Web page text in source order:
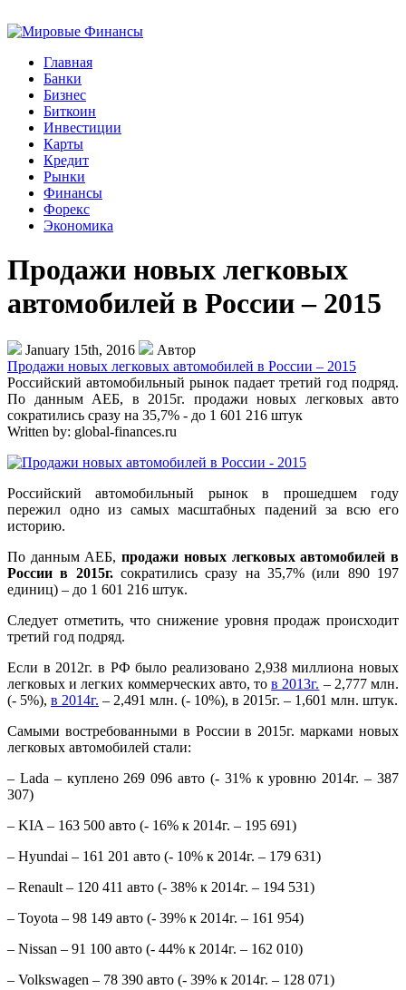
Главная
Банки
Бизнес
Биткоин
Инвестиции
Карты
Кредит
Рынки
Финансы
Форекс
Экономика
Продажи новых легковых
автомобилей в России – 2015
January 15th, 2016
Автор
Продажи новых легковых автомобилей в России – 2015
Российский автомобильный рынок падает третий год подряд.
По данным АЕБ, в 2015г. продажи новых легковых авто
сократились сразу на 35,7% - до 1 601 216 штук
Written by: global-finances.ru
Российский автомобильный рынок в прошедшем году
пережил одно из самых масштабных падений за всю его
историю.
По данным АЕБ,продажи новых легковых автомобилей в
России в 2015г.сократились сразу на 35,7% (или 890 197
единиц) – до 1 601 216 штук.
Следует отметить, что снижение уровня продаж происходит
третий год подряд.
Если в 2012г. в РФ было реализовано 2,938 миллиона новых
легковых и легких коммерческих авто, тов 2013г. – 2,777 млн.
(- 5%), в 2014г. – 2,491 млн. (- 10%), в 2015г. – 1,601 млн. штук.
Cамыми востребованными в России в 2015г. марками новых
легковых автомобилей стали:
– Lada – куплено 269 096 авто (- 31% к уровню 2014г. – 387
307)
– KIA – 163 500 авто (- 16% к 2014г. – 195 691)
– Hyundai – 161 201 авто (- 10% к 2014г. – 179 631)
– Renault – 120 411 авто (- 38% к 2014г. – 194 531)
– Toyota – 98 149 авто (- 39% к 2014г. – 161 954)
– Nissan – 91 100 авто (- 44% к 2014г. – 162 010)
– Volkswagen – 78 390 авто (- 39% к 2014г. – 128 071)